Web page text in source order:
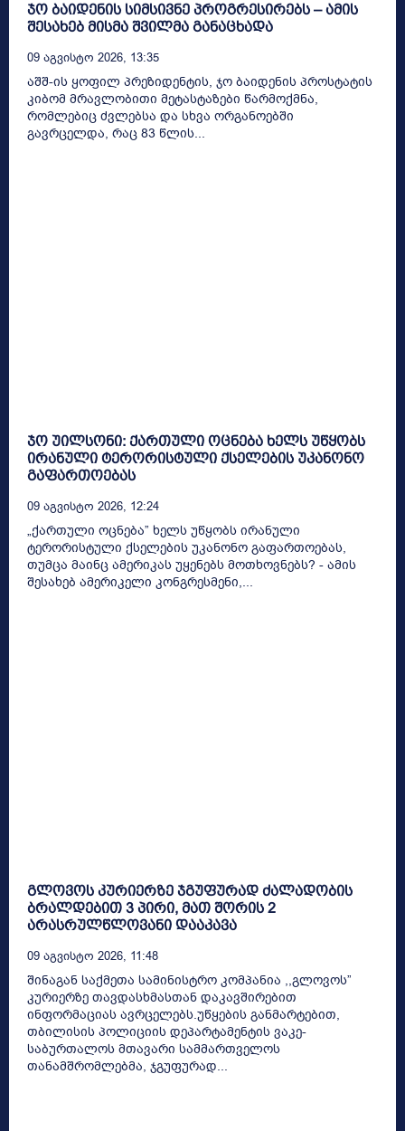
ჯო ბაიდენის სიმსივნე პროგრესირებს – ამის
შესახებ მისმა შვილმა განაცხადა
09 Აგვისტო 2026, 13:35
აშშ-ის ყოფილ პრეზიდენტის, ჯო ბაიდენის პროსტატის
კიბომ მრავლობითი მეტასტაზები წარმოქმნა,
რომლებიც ძვლებსა და სხვა ორგანოებში
გავრცელდა, რაც 83 წლის...
ჯო უილსონი: ქართული ოცნება ხელს უწყობს
ირანული ტერორისტული ქსელების უკანონო
გაფართოებას
09 Აგვისტო 2026, 12:24
„ქართული ოცნება” ხელს უწყობს ირანული
ტერორისტული ქსელების უკანონო გაფართოებას,
თუმცა მაინც ამერიკას უყენებს მოთხოვნებს? - ამის
შესახებ ამერიკელი კონგრესმენი,...
გლოვოს კურიერზე ჯგუფურად ძალადობის
ბრალდებით 3 პირი, მათ შორის 2
არასრულწლოვანი დააკავა
09 Აგვისტო 2026, 11:48
შინაგან საქმეთა სამინისტრო კომპანია ,,გლოვოს”
კურიერზე თავდასხმასთან დაკავშირებით
ინფორმაციას ავრცელებს.უწყების განმარტებით,
თბილისის პოლიციის დეპარტამენტის ვაკე-
საბურთალოს მთავარი სამმართველოს
თანამშრომლებმა, ჯგუფურად...